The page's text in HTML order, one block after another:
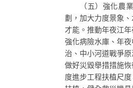
（五）強化農
劃，加大力度景象
才能。推動年夜江
強化病險水庫、年
治、中小河道戰爭
做好災毀舉措措施
度進步工程扶植尺